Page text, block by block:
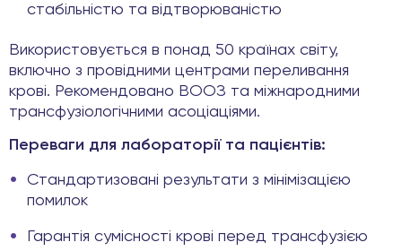
стабільністю та відтворюваністю
Використовується в понад 50 країнах світу,
включно з провідними центрами переливання
крові. Рекомендовано ВООЗ та міжнародними
трансфузіологічними асоціаціями.
Переваги для лабораторії та пацієнтів:
Стандартизовані результати з мінімізацією
помилок
Гарантія сумісності крові перед трансфузією